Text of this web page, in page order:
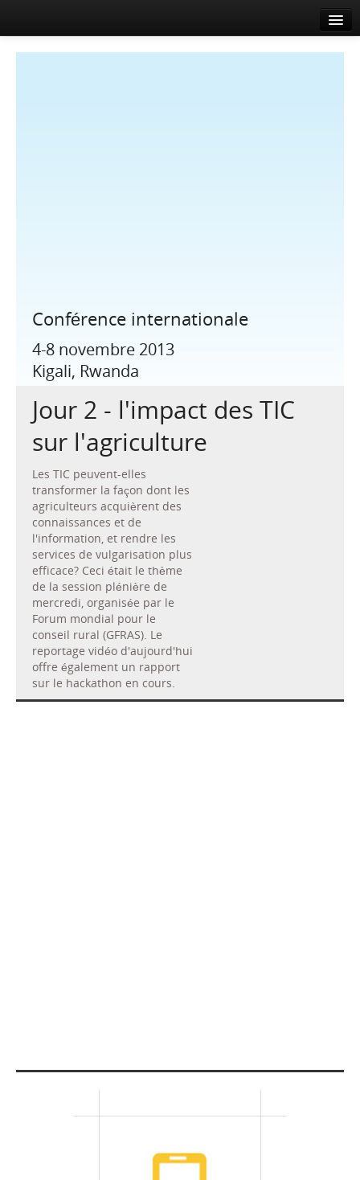
Conférence internationale
4-8 novembre 2013
Kigali, Rwanda
Jour 2 - l'impact des TIC
sur l'agriculture
Les TIC peuvent-elles
transformer la façon dont les
agriculteurs acquièrent des
connaissances et de
l'information, et rendre les
services de vulgarisation plus
efficace? Ceci était le thème
de la session plénière de
mercredi, organisée par le
Forum mondial pour le
conseil rural (GFRAS). Le
reportage vidéo d'aujourd'hui
offre également un rapport
sur le hackathon en cours.